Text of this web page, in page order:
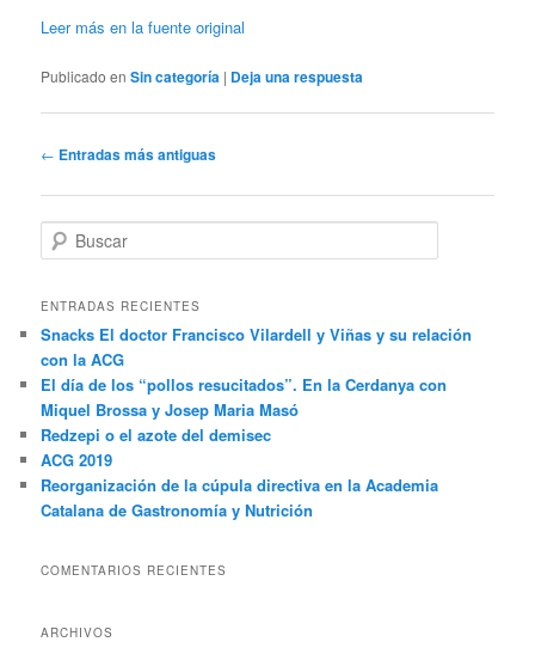
Leer más en la fuente original
Publicado en Sin categoría | Deja una respuesta
Navegador
artículos
← Entradas más antiguas
u
c
r
ENTRADAS RECIENTES
Snacks El doctor Francisco Vilardell y Viñas y su relación
con la ACG
El día de los “pollos resucitados”. En la Cerdanya con
Miquel Brossa y Josep Maria Masó
Redzepi o el azote del demisec
ACG 2019
Reorganización de la cúpula directiva en la Academia
Catalana de Gastronomía y Nutrición
COMENTARIOS RECIENTES
ARCHIVOS